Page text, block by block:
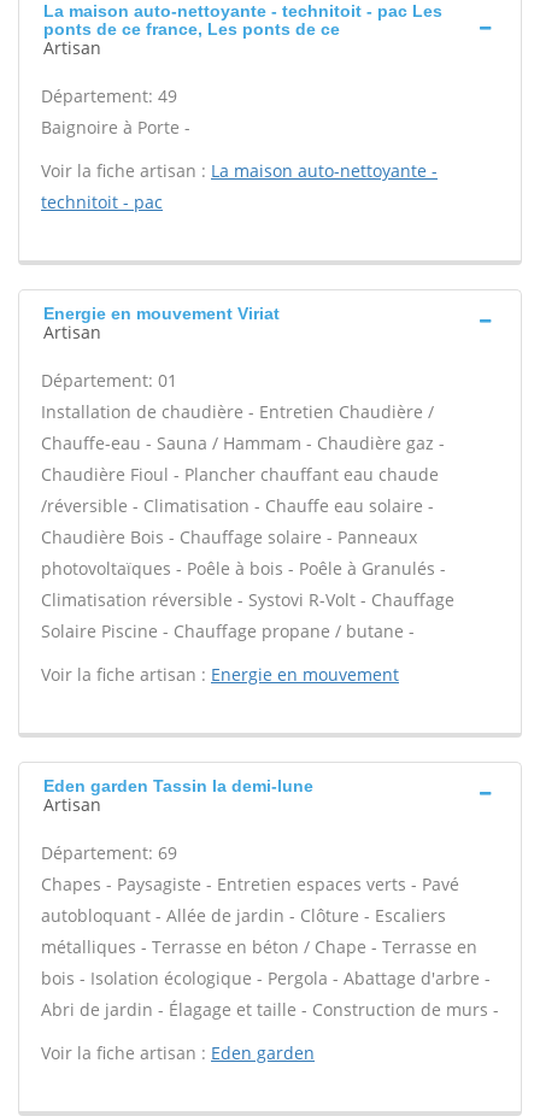
La maison auto-nettoyante - technitoit - pac Les
ponts de ce france, Les ponts de ce
Artisan
Département: 49
Baignoire à Porte -
Voir la fiche artisan : La maison auto-nettoyante -
technitoit - pac
Energie en mouvement Viriat
Artisan
Département: 01
Installation de chaudière - Entretien Chaudière /
Chauffe-eau - Sauna / Hammam - Chaudière gaz -
Chaudière Fioul - Plancher chauffant eau chaude
/réversible - Climatisation - Chauffe eau solaire -
Chaudière Bois - Chauffage solaire - Panneaux
photovoltaïques - Poêle à bois - Poêle à Granulés -
Climatisation réversible - Systovi R-Volt - Chauffage
Solaire Piscine - Chauffage propane / butane -
Voir la fiche artisan : Energie en mouvement
Eden garden Tassin la demi-lune
Artisan
Département: 69
Chapes - Paysagiste - Entretien espaces verts - Pavé
autobloquant - Allée de jardin - Clôture - Escaliers
métalliques - Terrasse en béton / Chape - Terrasse en
bois - Isolation écologique - Pergola - Abattage d'arbre -
Abri de jardin - Élagage et taille - Construction de murs -
Voir la fiche artisan : Eden garden